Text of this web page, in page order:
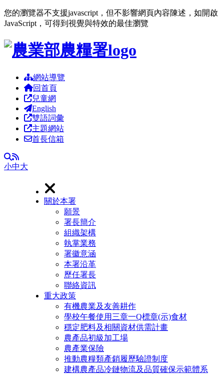
您的瀏覽器不支援javascript，但不影響網頁內容陳述，如開啟
JavaScript，可得到視覺與特效的最佳瀏覽
跳到主要內容區塊
網站導覽
回首頁
兒童網
English
雙語詞彙
主題網站
首長信箱
全文檢索
RSS
小中大
關於本署
願景
署長簡介
組織架構
執掌業務
署徽意涵
本署沿革
歷任署長
聯絡資訊
重大政策
有機農業及友善耕作
學校午餐使用三章一Q標章(示)食材
穩定肥料及相關資材供需計畫
農產品初級加工場
農產業保險
推動農糧類產銷履歷驗證制度
建構農產品冷鏈物流及品質確保示範體系